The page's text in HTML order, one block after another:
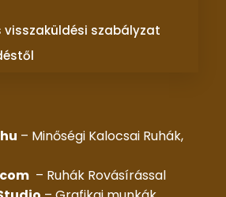
visszaküldési szabályzat
– Minőségi Kalocsai Ruhák,
– Ruhák Rovásírással